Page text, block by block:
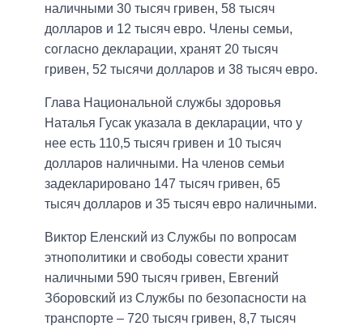
наличными 30 тысяч гривен, 58 тысяч
долларов и 12 тысяч евро. Члены семьи,
согласно декларации, хранят 20 тысяч
гривен, 52 тысячи долларов и 38 тысяч евро.
Глава Национальной службы здоровья
Наталья Гусак указала в декларации, что у
нее есть 110,5 тысяч гривен и 10 тысяч
долларов наличными. На членов семьи
задекларировано 147 тысяч гривен, 65
тысяч долларов и 35 тысяч евро наличными.
Виктор Еленский из Службы по вопросам
этнополитики и свободы совести хранит
наличными 590 тысяч гривен, Евгений
Зборовский из Службы по безопасности на
транспорте – 720 тысяч гривен, 8,7 тысяч